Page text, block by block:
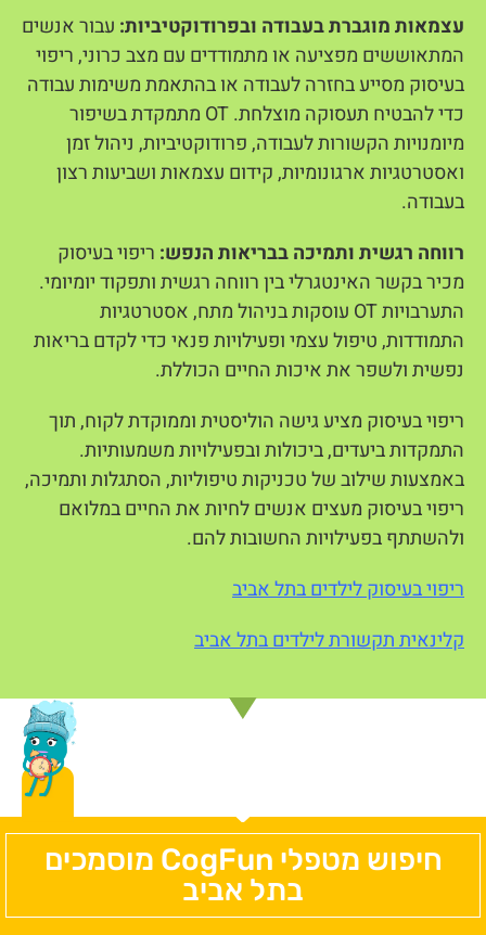
עצמאות מוגברת בעבודה ובפרודוקטיביות: עבור אנשים
המתאוששים מפציעה או מתמודדים עם מצב כרוני, ריפוי
בעיסוק מסייע בחזרה לעבודה או בהתאמת משימות עבודה
כדי להבטיח תעסוקה מוצלחת. OT מתמקדת בשיפור
מיומנויות הקשורות לעבודה, פרודוקטיביות, ניהול זמן
ואסטרטגיות ארגונומיות, קידום עצמאות ושביעות רצון
בעבודה.
רווחה רגשית ותמיכה בבריאות הנפש: ריפוי בעיסוק
מכיר בקשר האינטגרלי בין רווחה רגשית ותפקוד יומיומי.
התערבויות OT עוסקות בניהול מתח, אסטרטגיות
התמודדות, טיפול עצמי ופעילויות פנאי כדי לקדם בריאות
נפשית ולשפר את איכות החיים הכוללת.
ריפוי בעיסוק מציע גישה הוליסטית וממוקדת לקוח, תוך
התמקדות ביעדים, ביכולות ובפעילויות משמעותיות.
באמצעות שילוב של טכניקות טיפוליות, הסתגלות ותמיכה,
ריפוי בעיסוק מעצים אנשים לחיות את החיים במלואם
ולהשתתף בפעילויות החשובות להם.
ריפוי בעיסוק לילדים בתל אביב
קלינאית תקשורת לילדים בתל אביב
חיפוש מטפלי CogFun מוסמכים
בתל אביב